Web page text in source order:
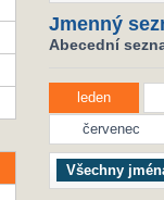
Jmenný
Abecední
leden
červenec
Všechny